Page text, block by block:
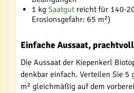
1 kg Saatgut reicht für 140-
Erosionsgefahr: 65 m²)
Einfache Aussaat,
Die Aussaat der Kiepenkerl
denkbar einfach. Verteilen Sie 5
m² gleichmäßig auf dem